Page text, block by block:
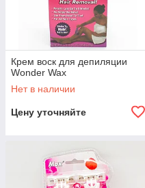
Крем воск для депиляции
Wonder Wax
Нет в наличии
Цену уточняйте